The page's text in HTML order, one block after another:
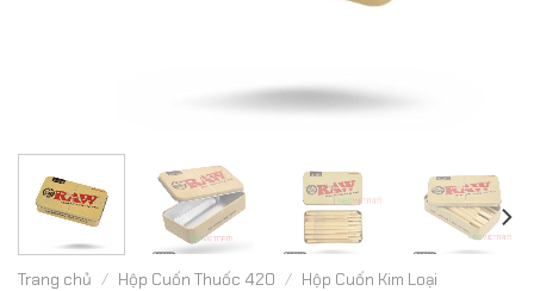
Trang chủ / Hộp Cuốn Thuốc 420 / Hộp Cuốn Kim Loại